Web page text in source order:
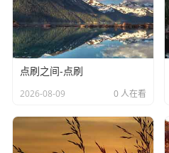
点刷之间-点刷
2026-08-09 0 人在看